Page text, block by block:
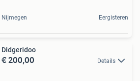
Nijmegen Eergisteren
Didgeridoo
€ 200,00 Details